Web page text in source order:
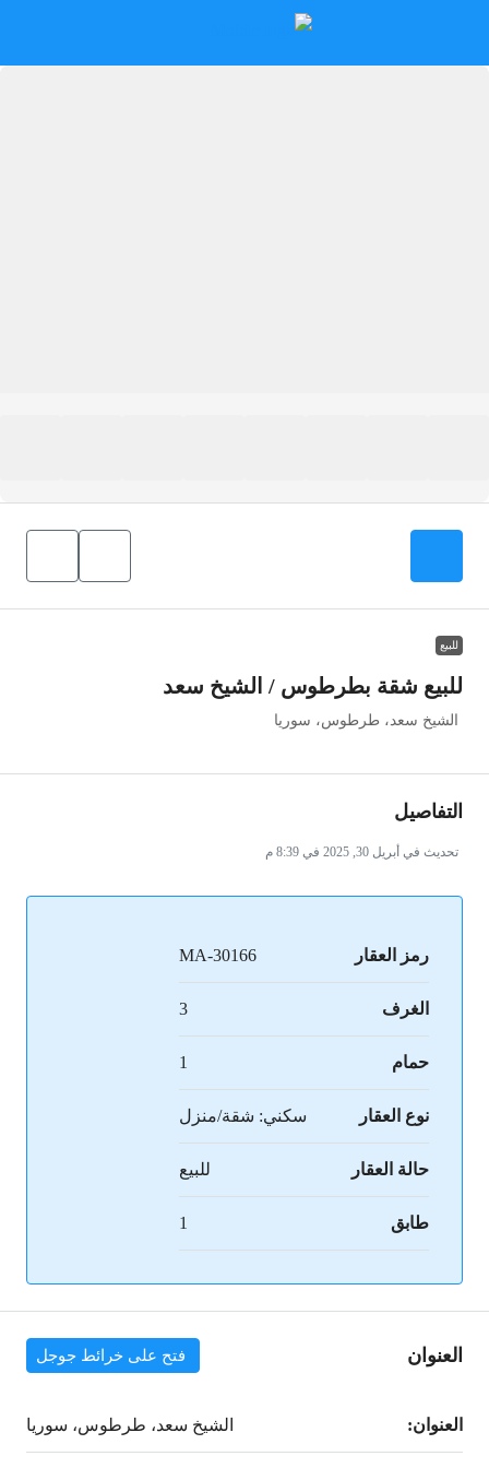
للبيع
للبيع شقة بطرطوس / الشيخ سعد
الشيخ سعد، طرطوس، سوريا
التفاصيل
تحديث في أبريل 30, 2025 في 8:39 م
رمز العقار MA-30166
الغرف 3
حمام 1
نوع العقار سكني: شقة/منزل
حالة العقار للبيع
طابق 1
العنوان فتح على خرائط جوجل
العنوان: الشيخ سعد، طرطوس، سوريا